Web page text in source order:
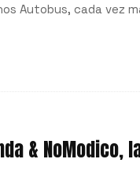
Autobus, cada vez
&